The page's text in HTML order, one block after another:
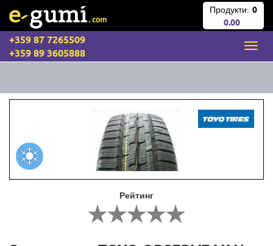
Продукти: 0
0.00
+359 87 7265509
+359 89 3605888
Рейтинг